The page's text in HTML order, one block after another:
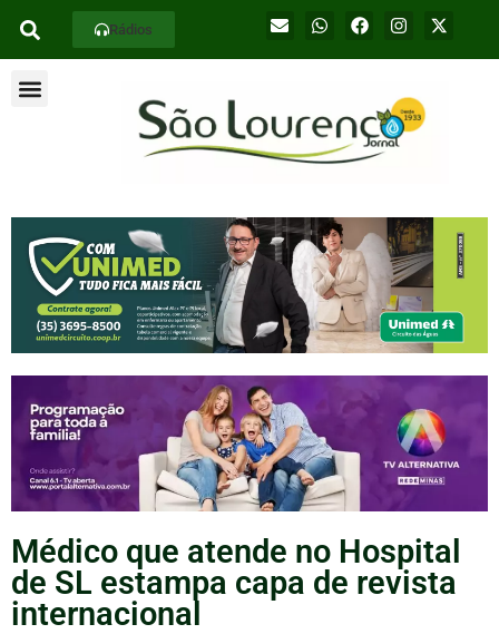
Rádios
Médico que atende no Hospital
de SL estampa capa de revista
internacional